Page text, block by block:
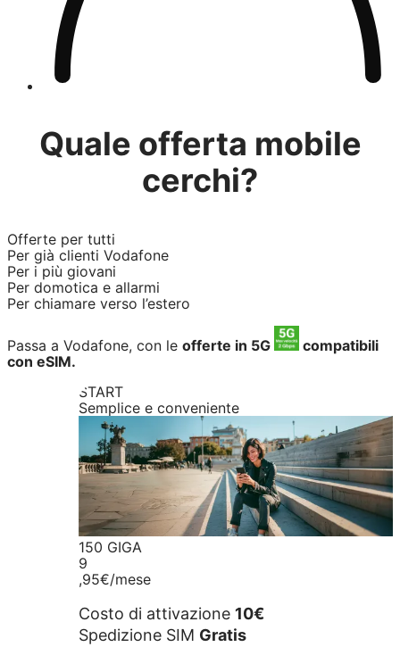
Quale offerta mobile
cerchi?
Offerte per tutti
Per già clienti Vodafone
Per i più giovani
Per domotica e allarmi
Per chiamare verso l’estero
Passa a Vodafone, con le offerte in 5G
compatibili
con eSIM.
START
Semplice e conveniente
150 GIGA
9
,95€/mese
Costo di attivazione 10€
Spedizione SIM Gratis